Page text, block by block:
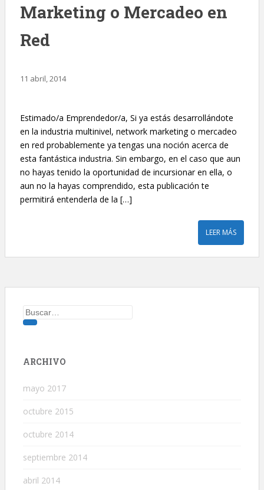
Marketing o Mercadeo en
Red
11 abril, 2014
Estimado/a Emprendedor/a, Si ya estás desarrollándote
en la industria multinivel, network marketing o mercadeo
en red probablemente ya tengas una noción acerca de
esta fantástica industria. Sin embargo, en el caso que aun
no hayas tenido la oportunidad de incursionar en ella, o
aun no la hayas comprendido, esta publicación te
permitirá entenderla de la […]
LEER MÁS
Buscar:
ARCHIVO
mayo 2017
octubre 2015
octubre 2014
septiembre 2014
abril 2014